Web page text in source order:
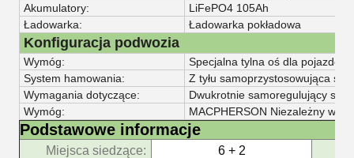
Akumulatory:
LiFePO4 105Ah
Ładowarka:
Ładowarka pokładowa
Konfiguracja podwozia
Wymóg:
Specjalna tylna oś dla pojazdów
System hamowania:
Z tyłu samoprzystosowująca się
Wymagania dotyczące:
Dwukrotnie samoregulujący się
Wymóg:
MACPHERSON Niezależny
Podstawowe informacje
Miejsca siedzące: 6 + 2